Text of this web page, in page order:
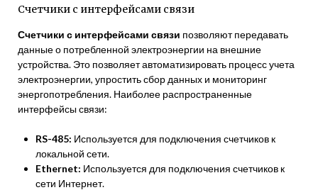
Счетчики с интерфейсами связи
Счетчики с интерфейсами связи позволяют передавать
данные о потребленной электроэнергии на внешние
устройства. Это позволяет автоматизировать процесс учета
электроэнергии, упростить сбор данных и мониторинг
энергопотребления. Наиболее распространенные
интерфейсы связи:
RS-485: Используется для подключения счетчиков к
локальной сети.
Ethernet: Используется для подключения счетчиков к
сети Интернет.